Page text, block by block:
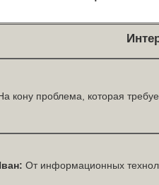
кону проблема, которая
От информационных